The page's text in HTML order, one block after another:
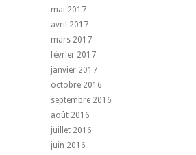
mai 2017
avril 2017
mars 2017
février 2017
janvier 2017
octobre 2016
septembre 2016
août 2016
juillet 2016
juin 2016